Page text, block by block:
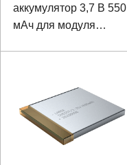
аккумулятор 3,7 В 550
мАч для модуля